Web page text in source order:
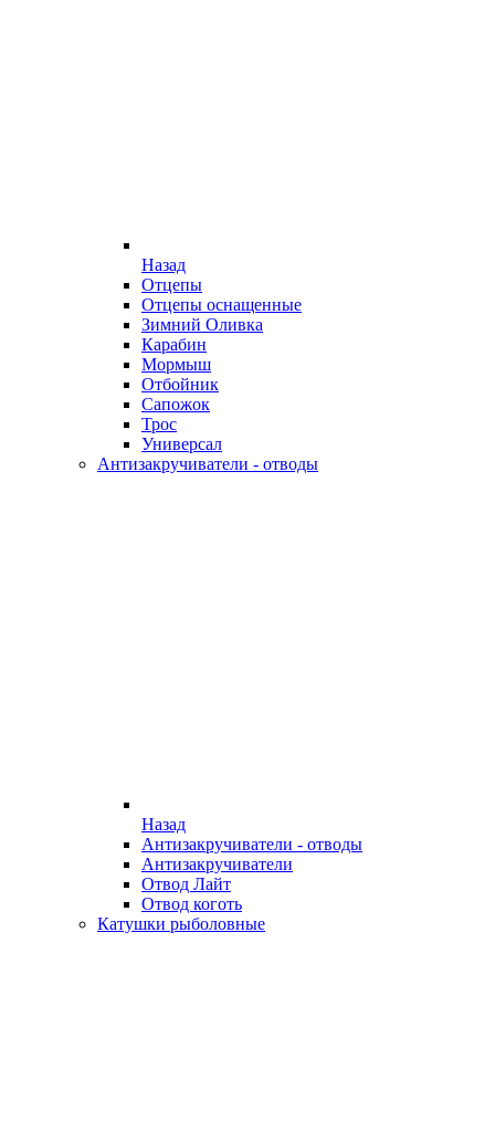
Назад
Отцепы
Отцепы оснащенные
Зимний Оливка
Карабин
Мормыш
Отбойник
Сапожок
Трос
Универсал
Антизакручиватели - отводы
Назад
Антизакручиватели - отводы
Антизакручиватели
Отвод Лайт
Отвод коготь
Катушки рыболовные